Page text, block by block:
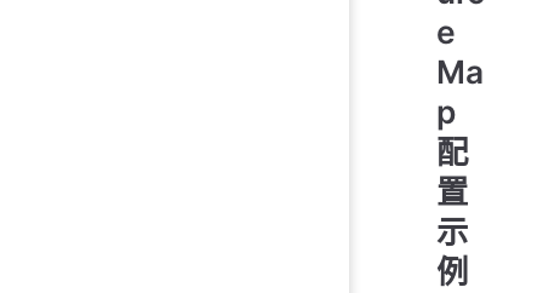
e
Ma
p
配
置
示
例